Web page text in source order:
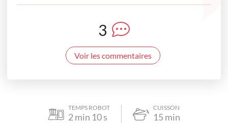
3
Voir les commentaires
TEMPS ROBOT
2min 10s
CUISSON
15 min